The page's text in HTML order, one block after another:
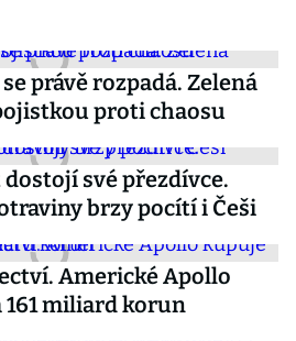
právě rozpadá. Zelená
proti chaosu
své přezdívce.
brzy pocítí i Češi
Americké Apollo
161 miliard korun